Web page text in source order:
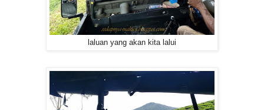
laluan yang akan kita lalui